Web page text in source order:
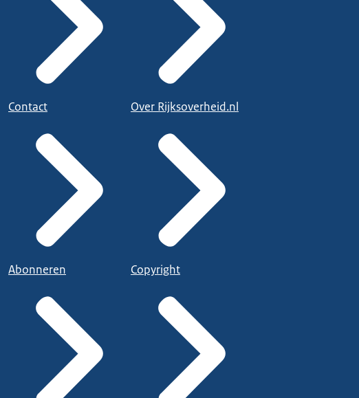
Contact
Abonneren
Over Rijksoverheid.nl
Copyright